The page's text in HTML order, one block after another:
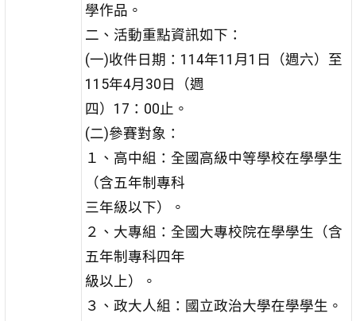
學作品。
二、活動重點資訊如下：
(一)收件日期：114年11月1日（週六）至
115年4月30日（週
四）17：00止。
(二)參賽對象：
１、高中組：全國高級中等學校在學學生
（含五年制專科
三年級以下）。
２、大專組：全國大專校院在學學生（含
五年制專科四年
級以上）。
３、政大人組：國立政治大學在學學生。